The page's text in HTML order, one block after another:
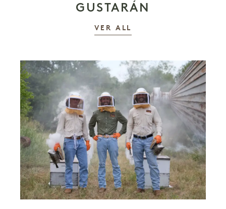
GUSTARÁN
VER ALL